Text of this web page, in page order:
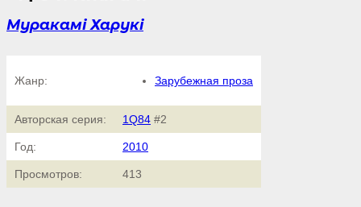
Муракамі Харукі
Жанр: Зарубежная проза
Авторская серия: 1Q84 #2
Год: 2010
Просмотров: 413